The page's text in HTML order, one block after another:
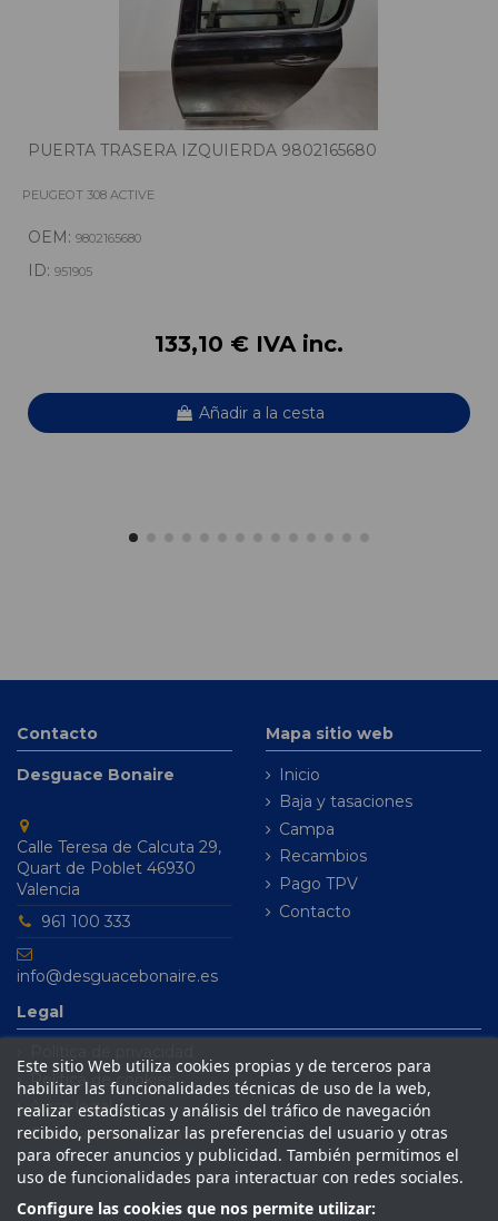
PUERTA TRASERA IZQUIERDA 9802165680
PEUGEOT 308 ACTIVE
OEM: 9802165680
ID: 951905
133,10 € IVA inc.
Añadir a la cesta
Contacto
Desguace Bonaire
Calle Teresa de Calcuta 29,
Quart de Poblet 46930
Valencia
961 100 333
info@desguacebonaire.es
Mapa sitio web
Inicio
Baja y tasaciones
Campa
Recambios
Pago TPV
Contacto
Legal
Política de cookies
Aviso legal
Condiciones de venta
Este sitio Web utiliza cookies propias y de terceros para
habilitar las funcionalidades técnicas de uso de la web,
realizar estadísticas y análisis del tráfico de navegación
recibido, personalizar las preferencias del usuario y otras
para ofrecer anuncios y publicidad. También permitimos el
uso de funcionalidades para interactuar con redes sociales.
Configure las cookies que nos permite utilizar: